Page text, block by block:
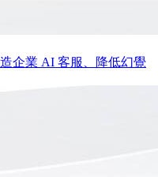
企業 AI 客服、降低幻覺